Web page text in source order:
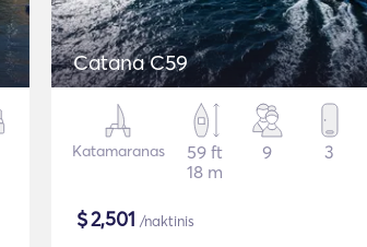
Catana C59
Katamaranas
59 ft
18 m
9 3
$2,501 /naktinis